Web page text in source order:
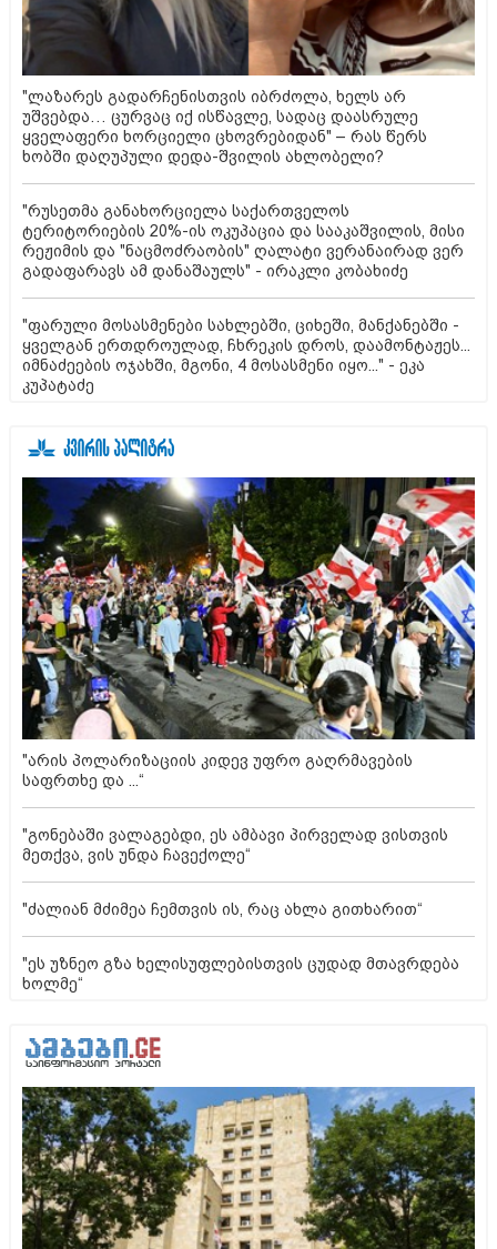
"ლაზარეს გადარჩენისთვის იბრძოლა, ხელს არ
უშვებდა… ცურვაც იქ ისწავლე, სადაც დაასრულე
ყველაფერი ხორციელი ცხოვრებიდან" – რას წერს
ხობში დაღუპული დედა-შვილის ახლობელი?
"რუსეთმა განახორციელა საქართველოს
ტერიტორიების 20%-ის ოკუპაცია და სააკაშვილის, მისი
რეჟიმის და "ნაცმოძრაობის" ღალატი ვერანაირად ვერ
გადაფარავს ამ დანაშაულს" - ირაკლი კობახიძე
"ფარული მოსასმენები სახლებში, ციხეში, მანქანებში -
ყველგან ერთდროულად, ჩხრეკის დროს, დაამონტაჟეს...
იმნაძეების ოჯახში, მგონი, 4 მოსასმენი იყო..." - ეკა
კუპატაძე
"არის პოლარიზაციის კიდევ უფრო გაღრმავების
საფრთხე და ...“
"გონებაში ვალაგებდი, ეს ამბავი პირველად ვისთვის
მეთქვა, ვის უნდა ჩავექოლე“
"ძალიან მძიმეა ჩემთვის ის, რაც ახლა გითხარით“
"ეს უზნეო გზა ხელისუფლებისთვის ცუდად მთავრდება
ხოლმე“